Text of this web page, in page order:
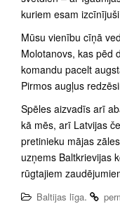
kuriem esam
Mūsu vienību cīņā
Molotanovs, kas pēd
komandu pacelt
Pirmos augļus
Spēles aizvadīs arī
kā mēs, arī Latvijas
pretinieku mājas
uzņems Baltkrievijas
rūgtajiem
Baltijas līga.